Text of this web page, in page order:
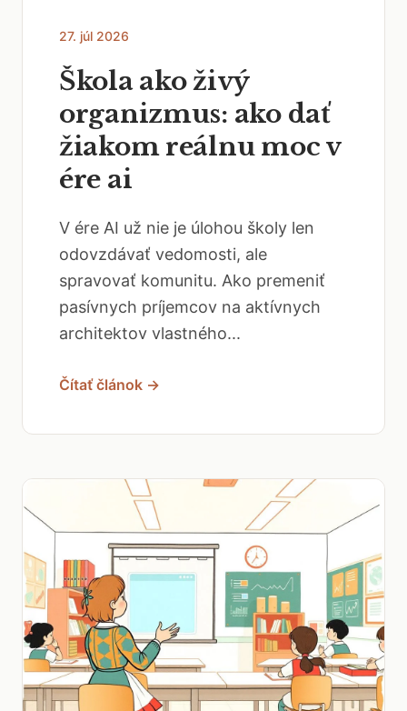
27. júl 2026
Škola ako živý
organizmus: ako dať
žiakom reálnu moc v
ére ai
V ére AI už nie je úlohou školy len
odovzdávať vedomosti, ale
spravovať komunitu. Ako premeniť
pasívnych príjemcov na aktívnych
architektov vlastného...
Čítať článok →